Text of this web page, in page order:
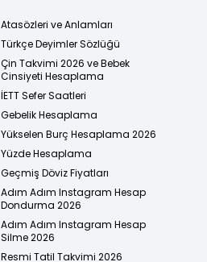
Atasözleri ve Anlamları
Türkçe Deyimler Sözlüğü
Çin Takvimi 2026 ve Bebek
Cinsiyeti Hesaplama
İETT Sefer Saatleri
Gebelik Hesaplama
Yükselen Burç Hesaplama 2026
Yüzde Hesaplama
Geçmiş Döviz Fiyatları
Adım Adım Instagram Hesap
Dondurma 2026
Adım Adım Instagram Hesap
Silme 2026
Resmi Tatil Takvimi 2026